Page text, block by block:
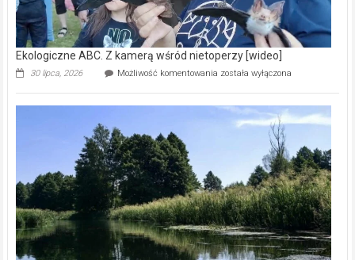
Ekologiczne ABC. Z kamerą wśród nietoperzy [wideo]
30 lipca, 2026 Możliwość komentowania Ekologiczne
kamerą
wśród
została wyłączona